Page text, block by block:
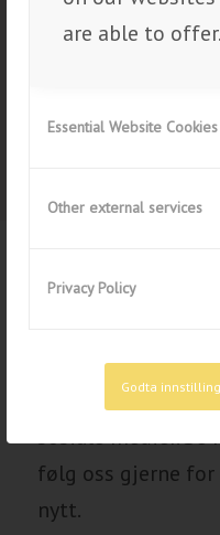
are able to offer.
Essential Website Cookies
Other external services
Privacy Policy
Godta
MOTOR
Se hva vi
Vi deler våre
sosiale medier.
følg oss gjerne
nytt.